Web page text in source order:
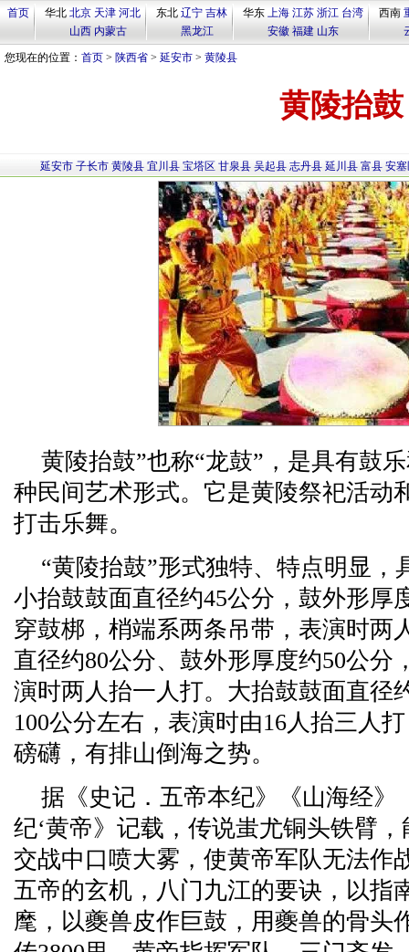
首页 华北 北京 天津 河北
山西 内蒙古
东北 辽宁 吉林
黑龙江
华东 上海 江苏 浙江 台湾
安徽 福建 山东
西南
您现在的位置： 首页 > 陕西省 > 延安市 > 黄陵县
黄陵抬鼓
延安市 子长市 黄陵县 宜川县 宝塔区 甘泉县 吴起县 志丹县 延川县 富县 安
黄陵抬鼓”也称“龙鼓”，是具有鼓
种民间艺术形式。它是黄陵祭祀活动
打击乐舞。
“黄陵抬鼓”形式独特、特点明显，
小抬鼓鼓面直径约45公分，鼓外形厚
穿鼓梆，梢端系两条吊带，表演时两
直径约80公分、鼓外形厚度约50公分
演时两人抬一人打。大抬鼓鼓面直径
100公分左右，表演时由16人抬三人
磅礴，有排山倒海之势。
据《史记．五帝本纪》《山海经》
纪‘黄帝》记载，传说蚩尤铜头铁臂
交战中口喷大雾，使黄帝军队无法作
五帝的玄机，八门九江的要诀，以指
麾，以夔兽皮作巨鼓，用夔兽的骨头